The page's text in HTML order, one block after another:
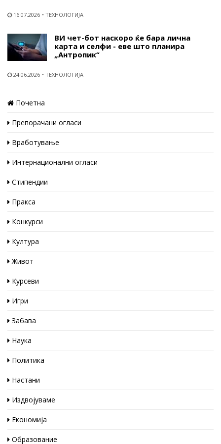
16.07.2026 ТЕХНОЛОГИЈА
ВИ чет-бот наскоро ќе бара лична
карта и селфи - еве што планира
„Антропик“
24.06.2026 ТЕХНОЛОГИЈА
Почетна
Препорачани огласи
Вработување
Интернационални огласи
Стипендии
Пракса
Конкурси
Култура
Живот
Курсеви
Игри
Забава
Наука
Политика
Настани
Издвојуваме
Економија
Образование